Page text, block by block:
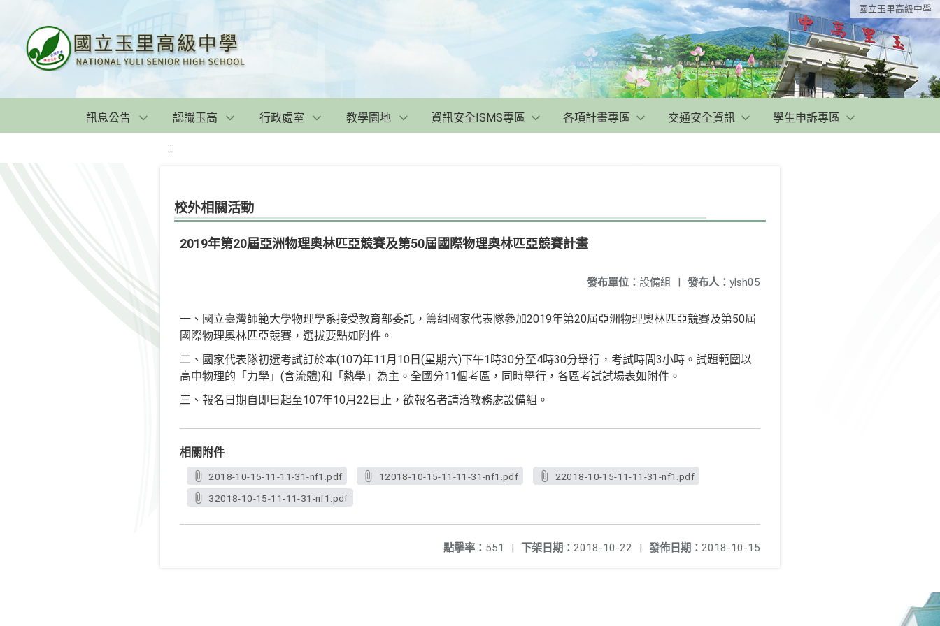
國立玉里高級中學
訊息公告 認識玉高 行政處室 教學園地 資訊安全ISMS專區 各項計畫專區 交通安全資訊 學生申訴專區
:::
校外相關活動
2019年第20屆亞洲物理奧林匹亞競賽及第50屆國際物理奧林匹亞競賽計畫
發布人： ylsh05
發布單位： 設備組 |
一、國立臺灣師範大學物理學系接受教育部委託，籌組國家代表隊參加2019年第20屆亞洲物理奧林匹亞競賽及第50屆
國際物理奧林匹亞競賽，選拔要點如附件。
二、國家代表隊初選考試訂於本(107)年11月10日(星期六)下午1時30分至4時30分舉行，考試時間3小時。試題範圍以
高中物理的「力學」(含流體)和「熱學」為主。全國分11個考區，同時舉行，各區考試試場表如附件。
三、報名日期自即日起至107年10月22日止，欲報名者請洽教務處設備組。
相關附件
2018-10-15-11-11-31-nf1.pdf 12018-10-15-11-11-31-nf1.pdf
22018-10-15-11-11-31-nf1.pdf
32018-10-15-11-11-31-nf1.pdf
發佈日期： 2018-10-15
下架日期： 2018-10-22 |
點擊率： 551 |